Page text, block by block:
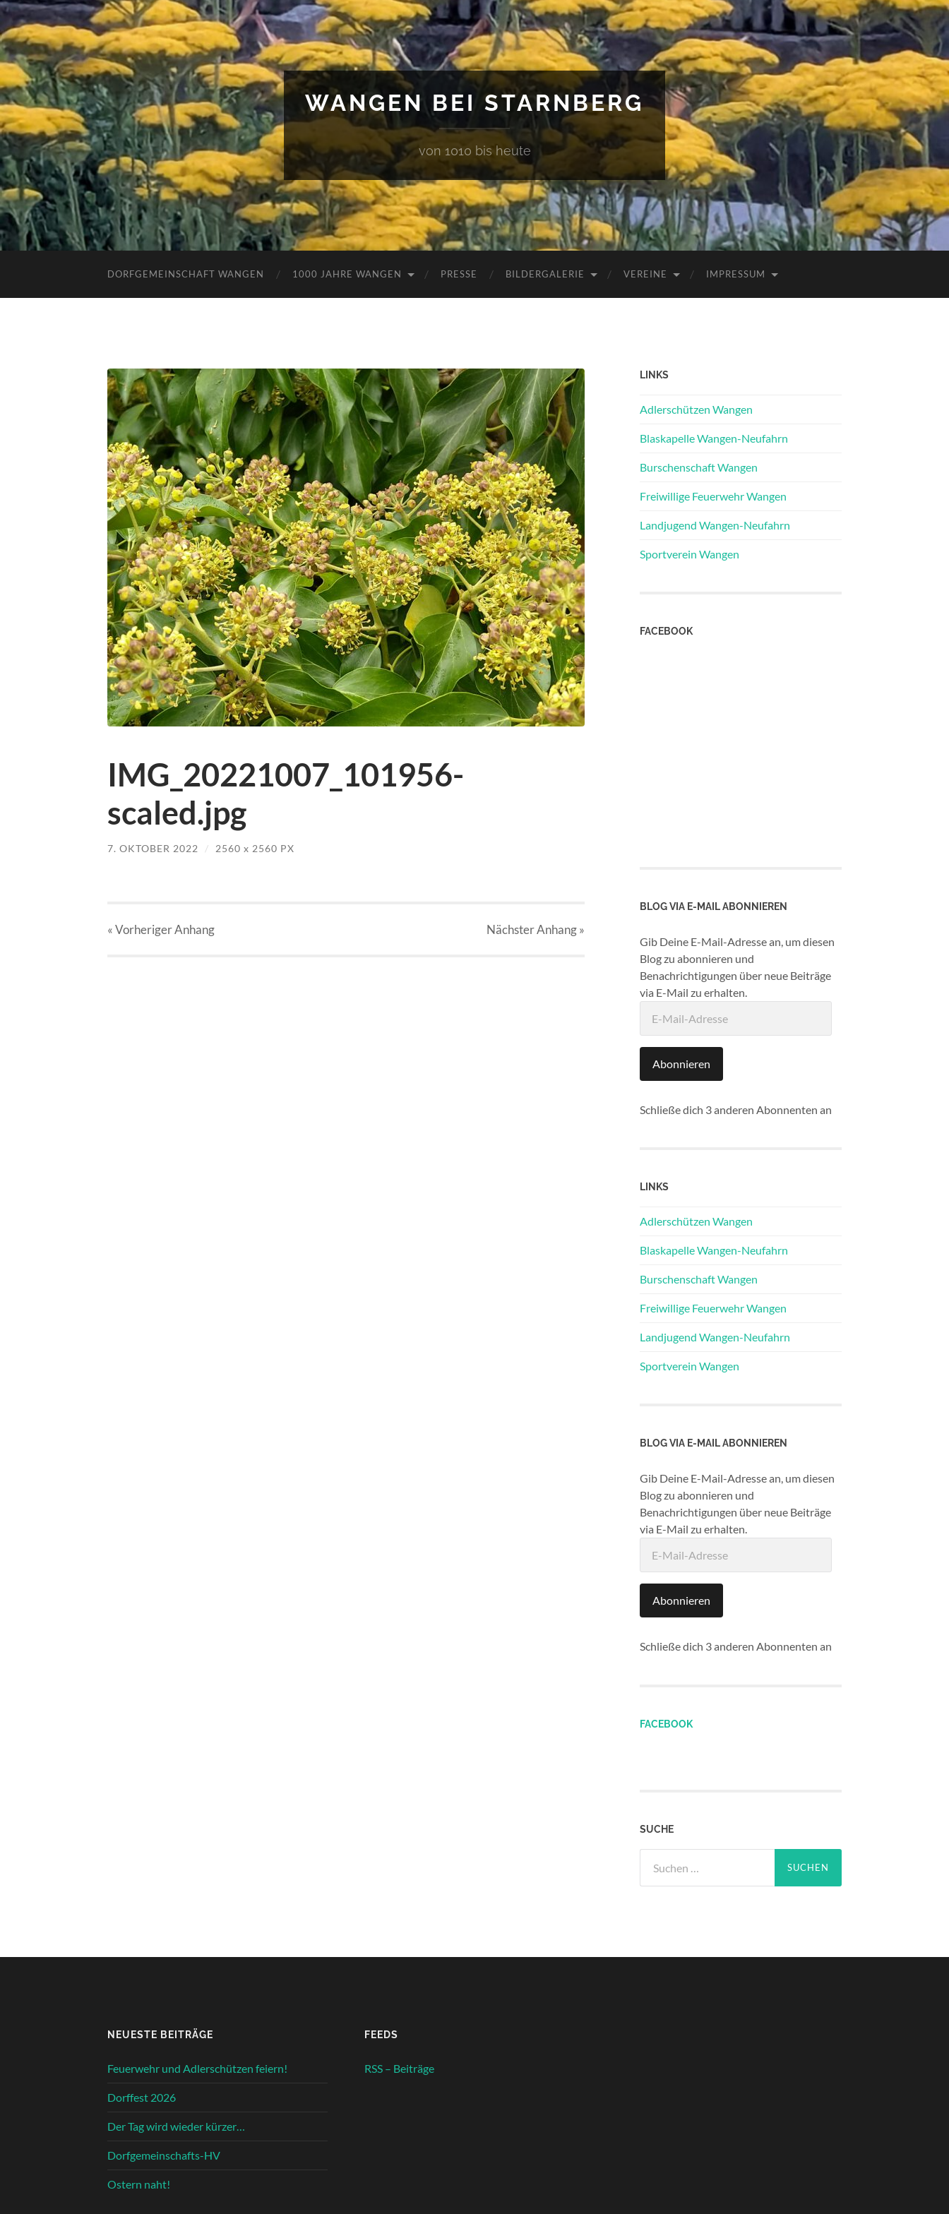
WANGEN BEI STARNBERG
von 1010 bis heute
DORFGEMEINSCHAFT WANGEN 1000 JAHRE WANGEN PRESSE BILDERGALERIE VEREINE IMPRESSUM
IMG_20221007_101956-
scaled.jpg
7. OKTOBER 2022 / 2560 x 2560 PX
« VorherigerAnhang NächsterAnhang»
LINKS
Adlerschützen Wangen
Blaskapelle Wangen-Neufahrn
Burschenschaft Wangen
Freiwillige Feuerwehr Wangen
Landjugend Wangen-Neufahrn
Sportverein Wangen
FACEBOOK
BLOG VIA E-MAIL ABONNIEREN
Gib Deine E-Mail-Adresse an, um diesen
Blog zu abonnieren und
Benachrichtigungen über neue Beiträge
via E-Mail zu erhalten.
Mail-
Abonnieren
Schließe dich 3 anderen Abonnenten an
LINKS
Adlerschützen Wangen
Blaskapelle Wangen-Neufahrn
Burschenschaft Wangen
Freiwillige Feuerwehr Wangen
Landjugend Wangen-Neufahrn
Sportverein Wangen
BLOG VIA E-MAIL ABONNIEREN
Gib Deine E-Mail-Adresse an, um diesen
Blog zu abonnieren und
Benachrichtigungen über neue Beiträge
via E-Mail zu erhalten.
Mail-
Abonnieren
Schließe dich 3 anderen Abonnenten an
FACEBOOK
SUCHE
nach:
NEUESTE BEITRÄGE
Feuerwehr und Adlerschützen feiern!
Dorffest 2026
Der Tag wird wieder kürzer…
Dorfgemeinschafts-HV
Ostern naht!
FEEDS
RSS – Beiträge